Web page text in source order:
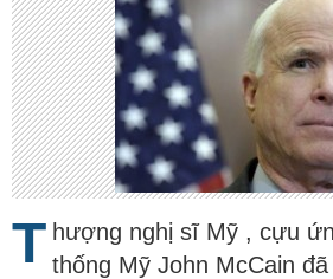
T hượng nghị sĩ Mỹ , cựu
thống Mỹ John McCain